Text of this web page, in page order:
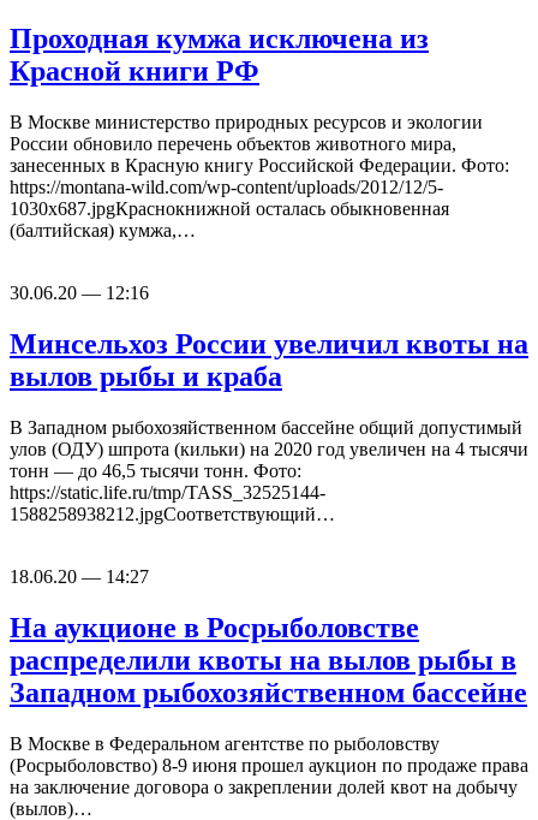
Проходная кумжа исключена из
Красной книги РФ
В Москве министерство природных ресурсов и экологии
России обновило перечень объектов животного мира,
занесенных в Красную книгу Российской Федерации. Фото:
https://montana-wild.com/wp-content/uploads/2012/12/5-
1030x687.jpgКраснокнижной осталась обыкновенная
(балтийская) кумжа,…
30.06.20 — 12:16
Минсельхоз России увеличил квоты на
вылов рыбы и краба
В Западном рыбохозяйственном бассейне общий допустимый
улов (ОДУ) шпрота (кильки) на 2020 год увеличен на 4 тысячи
тонн — до 46,5 тысячи тонн. Фото:
https://static.life.ru/tmp/TASS_32525144-
1588258938212.jpgСоответствующий…
18.06.20 — 14:27
На аукционе в Росрыболовстве
распределили квоты на вылов рыбы в
Западном рыбохозяйственном бассейне
В Москве в Федеральном агентстве по рыболовству
(Росрыболовство) 8-9 июня прошел аукцион по продаже права
на заключение договора о закреплении долей квот на добычу
(вылов)…